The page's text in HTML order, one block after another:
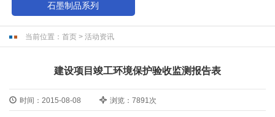
石墨制品系列
当前位置： 首页 > 活动资讯
建设项目竣工环境保护验收监测报告表
时间：2015-08-08 浏览：7891次